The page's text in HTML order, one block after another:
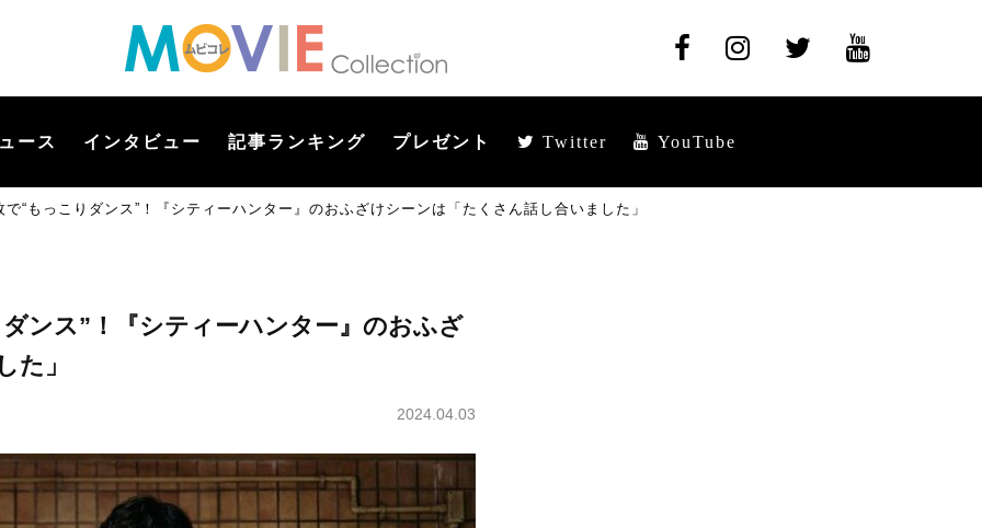
ース インタビュー 記事ランキング プレゼント Twitter YouTube
“もっこりダンス”！『シティーハンター』のおふざけシーンは「たくさん話し合いました」
ンス”！『シティーハンター』のおふざ
た」
2024.04.03